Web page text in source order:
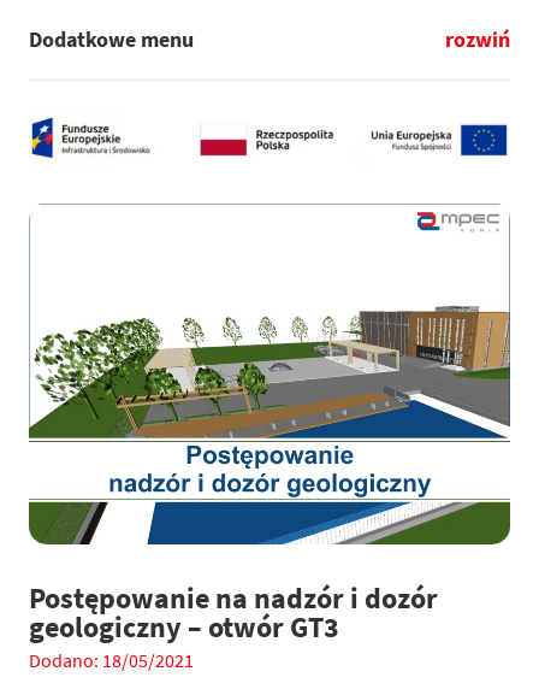
Dodatkowe menu rozwiń
Postępowanie na nadzór i dozór
geologiczny – otwór GT3
Dodano: 18/05/2021